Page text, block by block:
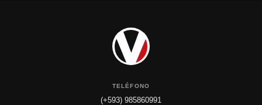
TELÉFONO
(+593) 985860991